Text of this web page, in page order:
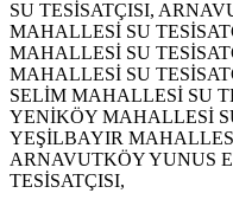
SU TESİSATÇISI,
MAHALLESİ SU
MAHALLESİ SU
MAHALLESİ SU
SELİM MAHALLESİ SU
YENİKÖY MAHALLESİ
YEŞİLBAYIR
ARNAVUTKÖY YUNUS
TESİSATÇISI,